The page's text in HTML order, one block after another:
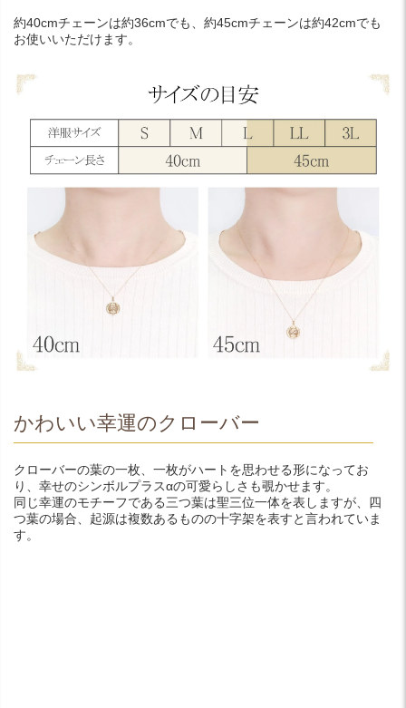
約40cmチェーンは約36cmでも、約45cmチェーンは約42cmでも
お使いいただけます。
かわいい幸運のクローバー
クローバーの葉の一枚、一枚がハートを思わせる形になってお
り、幸せのシンボルプラスαの可愛らしさも覗かせます。
同じ幸運のモチーフである三つ葉は聖三位一体を表しますが、四
つ葉の場合、起源は複数あるものの十字架を表すと言われていま
す。